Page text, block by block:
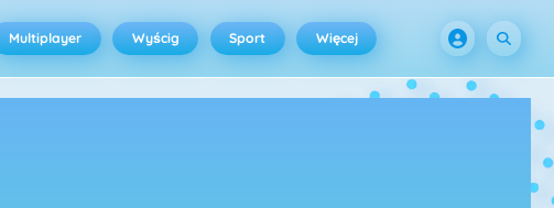
Multiplayer Wyścig Sport Więcej